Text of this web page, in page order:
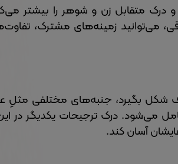
درک متقابل زن و شوهر را بیشتر
می‌توانید زمینه‌های مشترک،
بگیرد، جنبه‌های مختلفی مثلِ
می‌شود. درک ترجیحات یکدیگر در این
آسان کند.